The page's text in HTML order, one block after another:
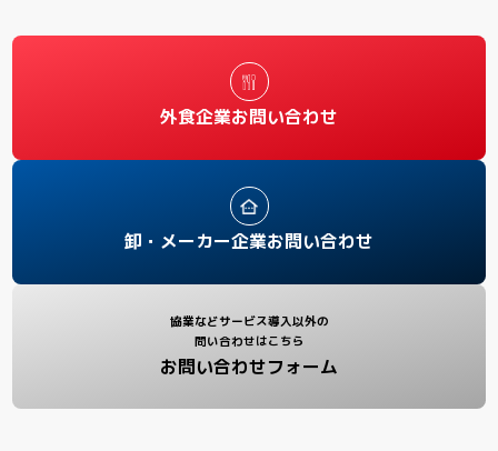
外食企業お問い合わせ
卸・メーカー企業お問い合わせ
協業などサービス導入以外の
問い合わせはこちら
お問い合わせフォーム